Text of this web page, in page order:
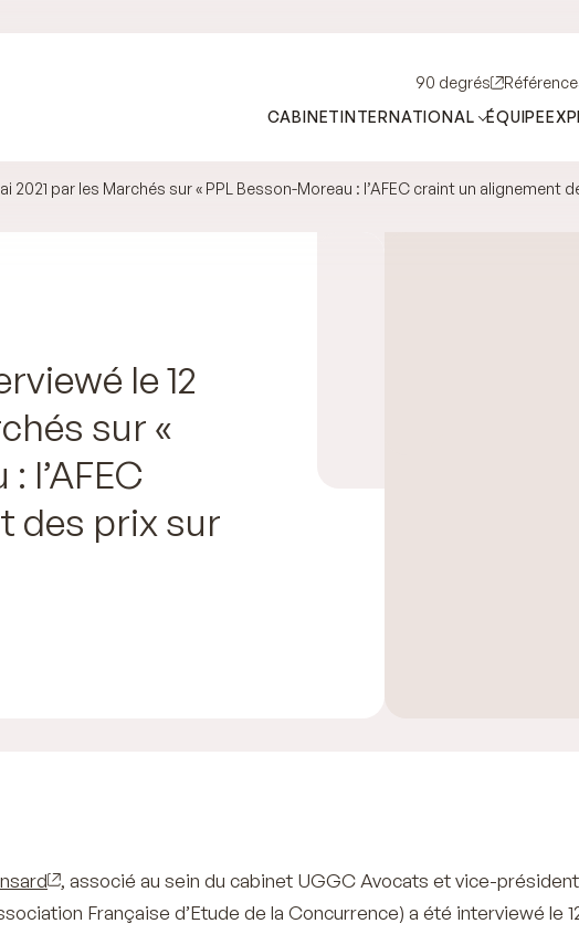
90 degrés
CABINETINTERNATIONAL ÉQUIPE
2021 par les Marchés sur « PPL Besson-Moreau : l’AFEC craint un alignement
le 12
sur «
l’AFEC
des prix sur
, associé au sein du cabinet UGGC Avocats et vice-
Française d’Etude de la Concurrence) a été interviewé le